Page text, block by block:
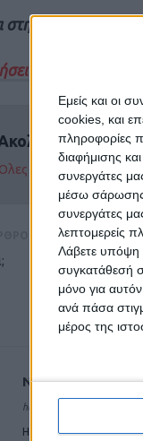
Εμείς και οι
cookies, και
πληροφορίες
διαφήμισης
συνεργάτες
μέσω σάρωσης
συνεργάτες
λεπτομερείς
Λάβετε υπόψη
συγκατάθεσή
μόνο για
ανά πάσα
μέρος της
στην εφημερίδα
Σήμερα
την
οι εξελίξεις
ΝΕΟΣ ΑΓΩΝ
https://neosagon.gr
Η Αρχαιότερη